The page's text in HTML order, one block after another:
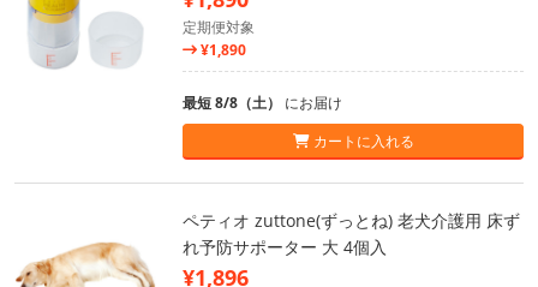
定期便対象
¥1,890
最短 8/8（土） にお届け
カートに入れる
ペティオ zuttone(ずっとね) 老犬介護用 床ず
れ予防サポーター 大 4個入
¥1,896